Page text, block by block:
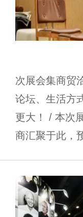
次展会集商贸
论坛、生活方
更大！ / 本次
商汇聚于此，